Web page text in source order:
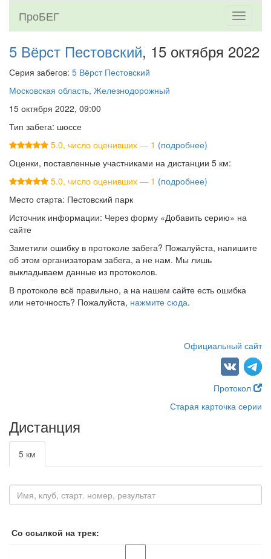
Toggle
ПроБЕГ
5 Вёрст Пестовский, 15 октября 2022
Серия забегов: 5 Вёрст Пестовский
Московская область, Железнодорожный
15 октября 2022, 09:00
Тип забега: шоссе
5.0, число оценивших — 1 (подробнее)
Оценки, поставленные участниками на дистанции 5 км:
5.0, число оценивших — 1 (подробнее)
Место старта: Пестовский парк
Источник информации: Через форму «Добавить серию» на
сайте
Заметили ошибку в протоколе забега? Пожалуйста, напишите
об этом организаторам забега, а не нам. Мы лишь
выкладываем данные из протоколов.
В протоколе всё правильно, а на нашем сайте есть ошибка
или неточность? Пожалуйста, нажмите сюда.
Официальный сайт
Протокол
Старая карточка серии
Дистанция
5 км
Со ссылкой на трек: